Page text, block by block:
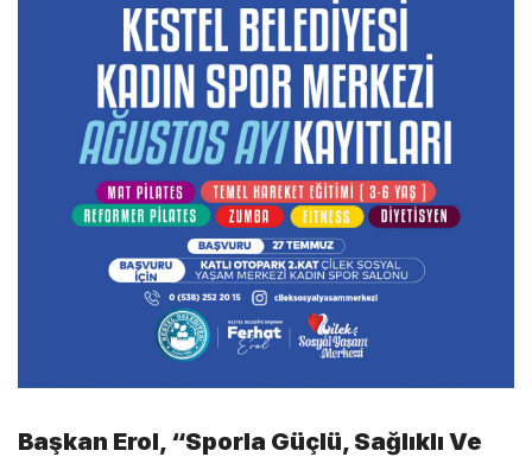
Başkan Erol, “Sporla Güçlü, Sağlıklı Ve